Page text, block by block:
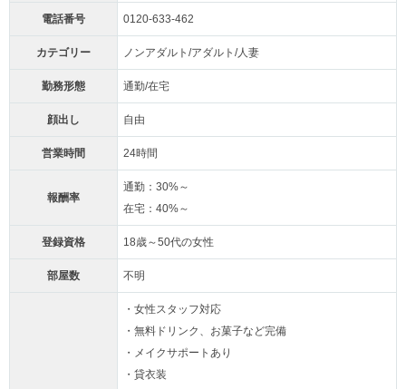
電話番号 0120-633-462
カテゴリー ノンアダルト/アダルト/人妻
勤務形態 通勤/在宅
顔出し 自由
営業時間 24時間
報酬率
通勤：30%～
在宅：40%～
登録資格 18歳～50代の女性
部屋数 不明
・女性スタッフ対応
・無料ドリンク、お菓子など完備
・メイクサポートあり
・貸衣装